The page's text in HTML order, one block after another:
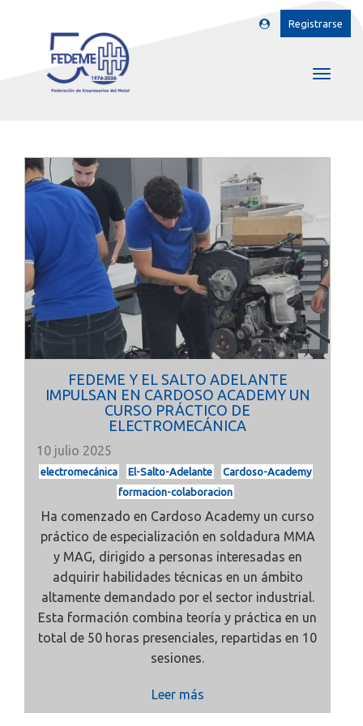
Registrarse
FEDEME Y EL SALTO ADELANTE
IMPULSAN EN CARDOSO ACADEMY UN
CURSO PRÁCTICO DE
ELECTROMECÁNICA
10 julio 2025
electromecánica El-Salto-Adelante
Cardoso-Academy
formacion-colaboracion
Ha comenzado en Cardoso Academy un curso
práctico de especialización en soldadura MMA
y MAG, dirigido a personas interesadas en
adquirir habilidades técnicas en un ámbito
altamente demandado por el sector industrial.
Esta formación combina teoría y práctica en un
total de 50 horas presenciales, repartidas en 10
sesiones.
Leer más